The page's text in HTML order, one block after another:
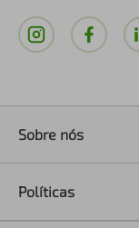
Sobre nós
Políticas